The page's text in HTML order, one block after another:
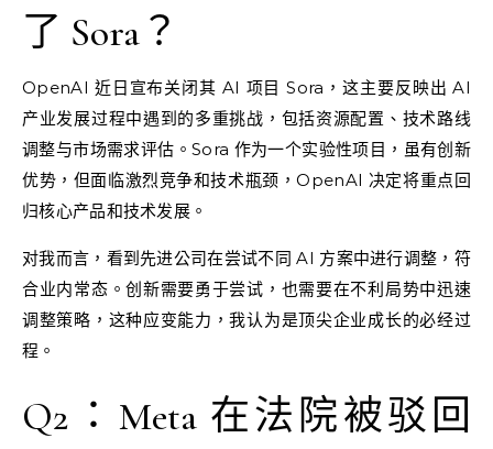
了 Sora？
OpenAI 近日宣布关闭其 AI 项目 Sora，这主要反映出 AI
产业发展过程中遇到的多重挑战，包括资源配置、技术路线
调整与市场需求评估。Sora 作为一个实验性项目，虽有创新
优势，但面临激烈竞争和技术瓶颈，OpenAI 决定将重点回
归核心产品和技术发展。
对我而言，看到先进公司在尝试不同 AI 方案中进行调整，符
合业内常态。创新需要勇于尝试，也需要在不利局势中迅速
调整策略，这种应变能力，我认为是顶尖企业成长的必经过
程。
Q2：Meta 在法院被驳回